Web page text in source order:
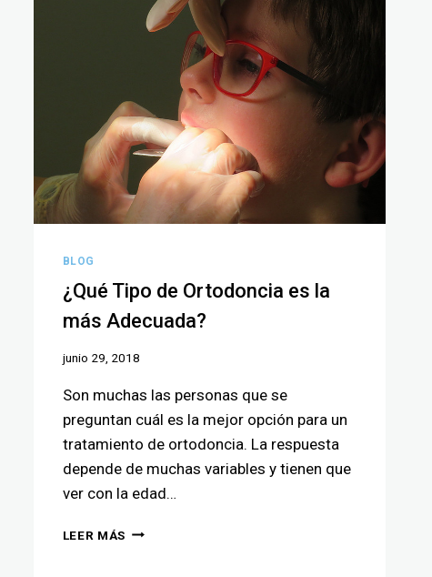
BLOG
¿Qué Tipo de Ortodoncia es la
más Adecuada?
junio 29, 2018
Son muchas las personas que se
preguntan cuál es la mejor opción para un
tratamiento de ortodoncia. La respuesta
depende de muchas variables y tienen que
ver con la edad…
LEER MÁS